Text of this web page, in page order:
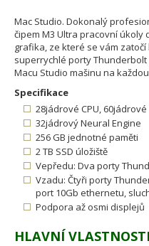
Mac Studio. Dokonalý
čipem M3 Ultra pracovní
grafika, ze které se vám
superrychlé porty
Macu Studio mašinu na
Specifikace
28jádrové CPU, 60jádrové
32jádrový Neural Engine
256 GB jednotné paměti
2 TB SSD úložiště
Vepředu: Dva porty
Vzadu: Čtyři porty
port 10Gb ethernetu,
Podpora až osmi displejů
HLAVNÍ VLASTNOSTI